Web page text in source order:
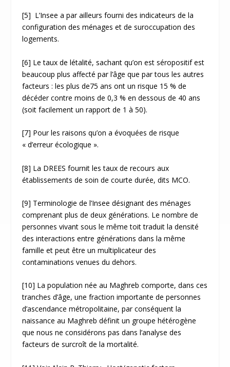
[5] L’Insee a par ailleurs fourni des indicateurs de la
configuration des ménages et de suroccupation des
logements.
[6] Le taux de létalité, sachant qu’on est séropositif est
beaucoup plus affecté par l’âge que par tous les autres
facteurs : les plus de75 ans ont un risque 15 % de
décéder contre moins de 0,3 % en dessous de 40 ans
(soit facilement un rapport de 1 à 50).
[7] Pour les raisons qu’on a évoquées de risque
« d’erreur écologique ».
[8] La DREES fournit les taux de recours aux
établissements de soin de courte durée, dits MCO.
[9] Terminologie de l’Insee désignant des ménages
comprenant plus de deux générations. Le nombre de
personnes vivant sous le même toit traduit la densité
des interactions entre générations dans la même
famille et peut être un multiplicateur des
contaminations venues du dehors.
[10] La population née au Maghreb comporte, dans ces
tranches d’âge, une fraction importante de personnes
d’ascendance métropolitaine, par conséquent la
naissance au Maghreb définit un groupe hétérogène
que nous ne considérons pas dans l’analyse des
facteurs de surcroît de la mortalité.